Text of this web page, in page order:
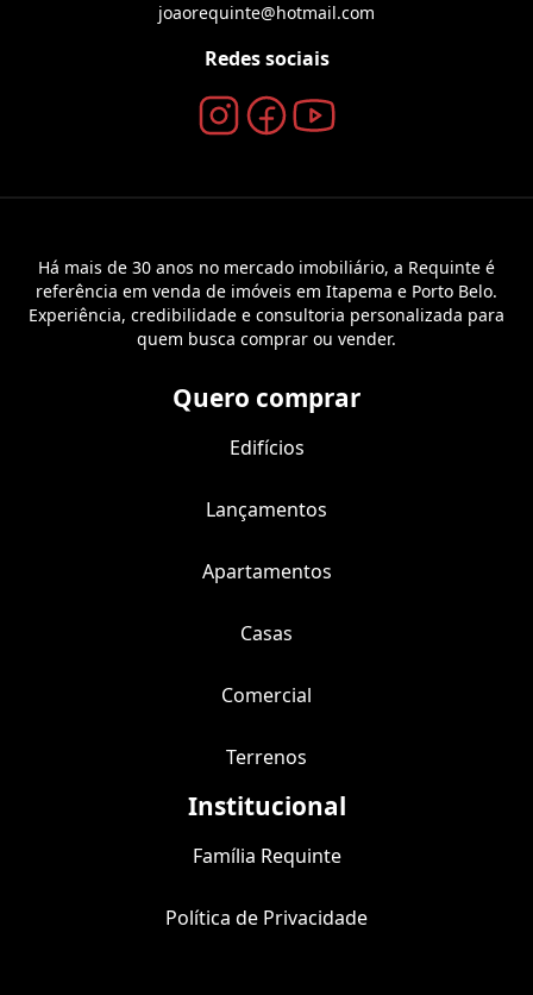
joaorequinte@hotmail.com
Redes sociais
Há mais de 30 anos no mercado imobiliário, a Requinte é
referência em venda de imóveis em Itapema e Porto Belo.
Experiência, credibilidade e consultoria personalizada para
quem busca comprar ou vender.
Quero comprar
Edifícios
Lançamentos
Apartamentos
Casas
Comercial
Terrenos
Institucional
Família Requinte
Política de Privacidade